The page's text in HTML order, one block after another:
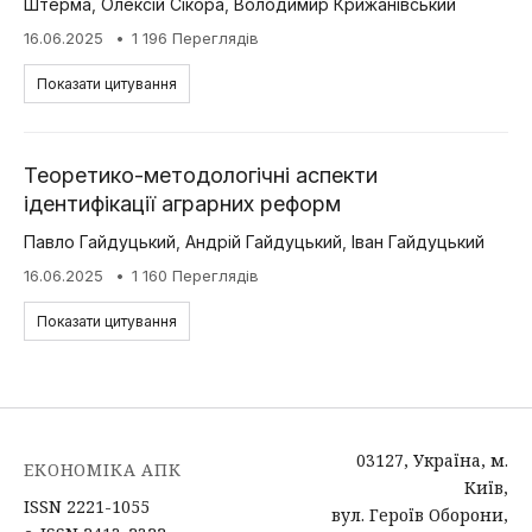
Штерма Олексій Сікора Володимир Крижанівський
16.06.2025 1 196 Переглядів
Показати цитування
Теоретико-методологічні аспекти
ідентифікації аграрних реформ
Павло Гайдуцький Андрій Гайдуцький Іван Гайдуцький
16.06.2025 1 160 Переглядів
Показати цитування
ЕКОНОМІКА АПК
ISSN 2221-1055
03127, Україна, м.
Київ,
вул. Героїв Оборони,